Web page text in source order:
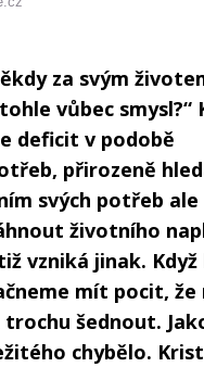
za svým
vůbec smysl?“
deficit v podobě
přirozeně
svých potřeb ale
životního
vzniká jinak. Když
mít pocit, že
šednout.
chybělo.